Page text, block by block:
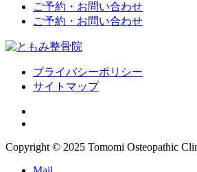
ご予約・お問い合わせ
ご予約・お問い合わせ
プライバシーポリシー
サイトマップ
Copyright © 2025 Tomomi Osteopathic